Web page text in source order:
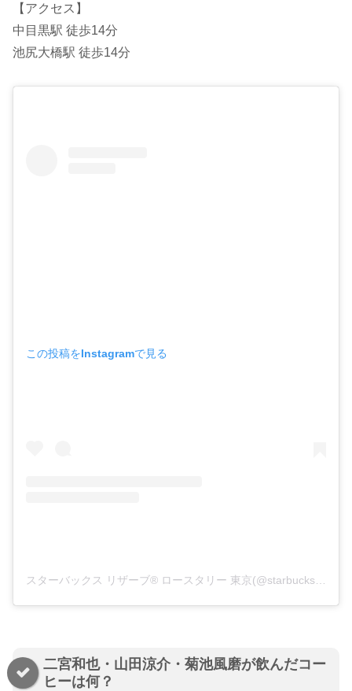
【アクセス】
中目黒駅 徒歩14分
池尻大橋駅 徒歩14分
この投稿をInstagramで見る
スターバックス リザーブ®︎ ロースタリー 東京(@starbucksreserve_tokyo)がシェアした投稿
二宮和也・山田涼介・菊池風磨が飲んだコー
ヒーは何？